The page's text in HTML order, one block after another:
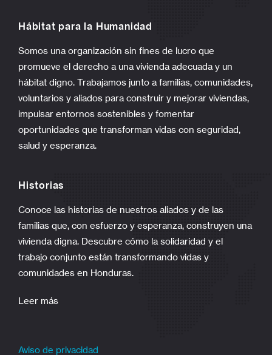
Hábitat para la Humanidad
Somos una organización sin fines de lucro que
promueve el derecho a una vivienda adecuada y un
hábitat digno. Trabajamos junto a familias, comunidades,
voluntarios y aliados para construir y mejorar viviendas,
impulsar entornos sostenibles y fomentar
oportunidades que transforman vidas con seguridad,
salud y esperanza.
Historias
Conoce las historias de nuestros aliados y de las
familias que, con esfuerzo y esperanza, construyen una
vivienda digna. Descubre cómo la solidaridad y el
trabajo conjunto están transformando vidas y
comunidades en Honduras.
Leer más
Aviso de privacidad